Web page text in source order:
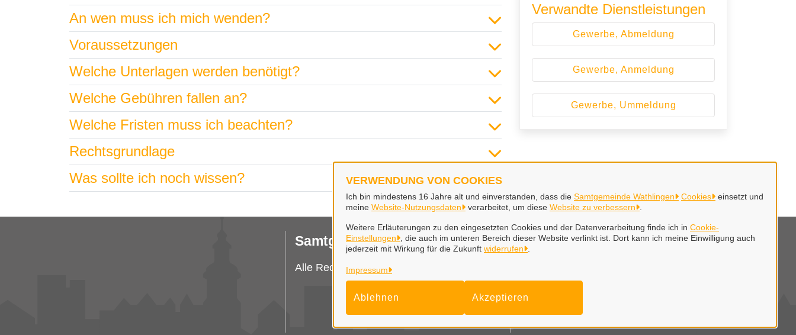
VERWENDUNG VON COOKIES
Ich bin mindestens 16 Jahre alt und einverstanden, dass die Samtgemeinde Wathlingen Cookies
einsetzt und
meine Website-Nutzungsdaten verarbeitet, um diese Website zu verbessern
Weitere Erläuterungen zu den eingesetzten Cookies und der Datenverarbeitung finde ich in Cookie-
Einstellungen
, die auch im unteren Bereich dieser Website verlinkt ist. Dort kann ich meine Einwilligung auch
jederzeit mit Wirkung für die Zukunft widerrufen
Impressum
Ablehnen Akzeptieren
An wen muss ich mich wenden?
Voraussetzungen
Welche Unterlagen werden benötigt?
Welche Gebühren fallen an?
Welche Fristen muss ich beachten?
Rechtsgrundlage
Was sollte ich noch wissen?
Verwandte Dienstleistungen
Gewerbe, Abmeldung
Gewerbe, Anmeldung
Gewerbe, Ummeldung
Samtgemeinde Wathlingen
Alle Rechte vorbehalten
Impressum
Datenschutzerklärung